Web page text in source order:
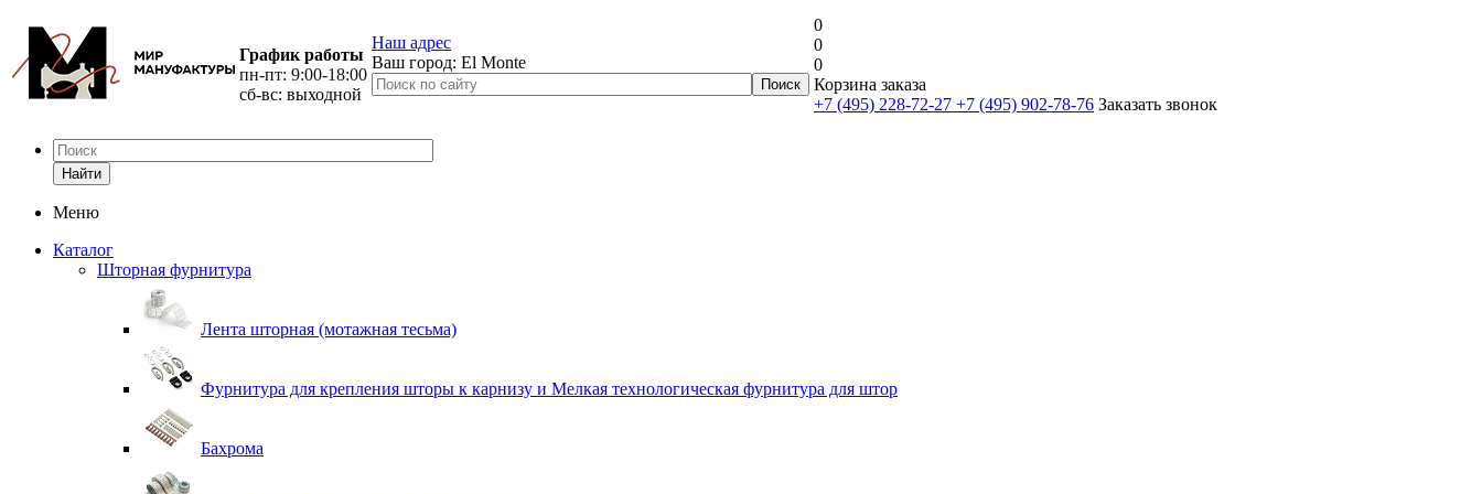
График работы
пн-пт: 9:00-18:00
сб-вс: выходной
Наш адрес
Ваш город: El Monte
0
0
0
Корзина заказа
+7 (495) 228-72-27 +7 (495) 902-78-76 Заказать звонок
Найти
Меню
Каталог
Шторная фурнитура
Лента шторная (мотажная тесьма)
Фурнитура для крепления шторы к карнизу и Мелкая технологическая фурнитура для штор
Бахрома